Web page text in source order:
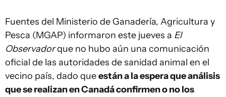
Fuentes del Ministerio de Ganadería, Agricultura y
Pesca (MGAP) informaron este jueves a El
Observadorque no hubo aún una comunicación
oficial de las autoridades de sanidad animal en el
vecino país, dado queestán a la espera que análisis
que se realizan en Canadá confirmen o no los